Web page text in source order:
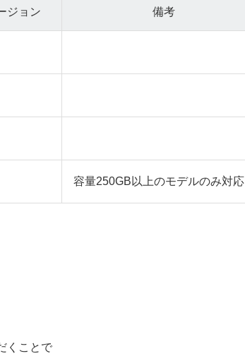
ジョン 備考
容量250GB以上のモデルのみ対応
くことで